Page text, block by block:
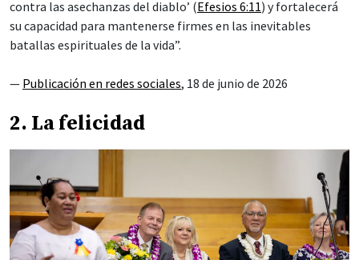
contra las asechanzas del diablo’ (Efesios 6:11) y fortalecerá
su capacidad para mantenerse firmes en las inevitables
batallas espirituales de la vida”.
— Publicación en redes sociales, 18 de junio de 2026
2. La felicidad